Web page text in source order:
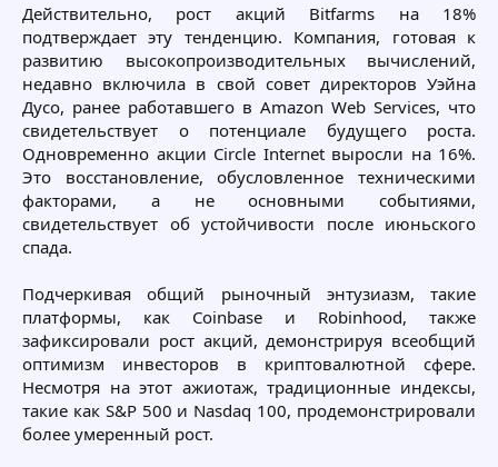
Действительно, рост акций Bitfarms на 18%
подтверждает эту тенденцию. Компания, готовая к
развитию высокопроизводительных вычислений,
недавно включила в свой совет директоров Уэйна
Дусо, ранее работавшего в Amazon Web Services, что
свидетельствует о потенциале будущего роста.
Одновременно акции Circle Internet выросли на 16%.
Это восстановление, обусловленное техническими
факторами, а не основными событиями,
свидетельствует об устойчивости после июньского
спада.
Подчеркивая общий рыночный энтузиазм, такие
платформы, как Coinbase и Robinhood, также
зафиксировали рост акций, демонстрируя всеобщий
оптимизм инвесторов в криптовалютной сфере.
Несмотря на этот ажиотаж, традиционные индексы,
такие как S&P 500 и Nasdaq 100, продемонстрировали
более умеренный рост.